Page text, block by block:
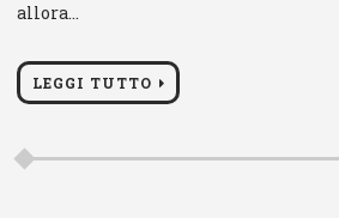
allora…
LEGGI TUTTO